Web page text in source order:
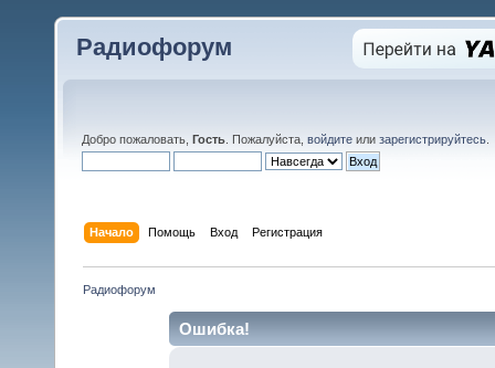
Радиофорум
Добро пожаловать, Гость . Пожалуйста, войдите или зарегистрируйтесь
Начало Помощь Вход Регистрация
Радиофорум
Ошибка!